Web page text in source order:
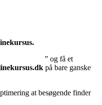
” og få et
på bare ganske
at besøgende finder